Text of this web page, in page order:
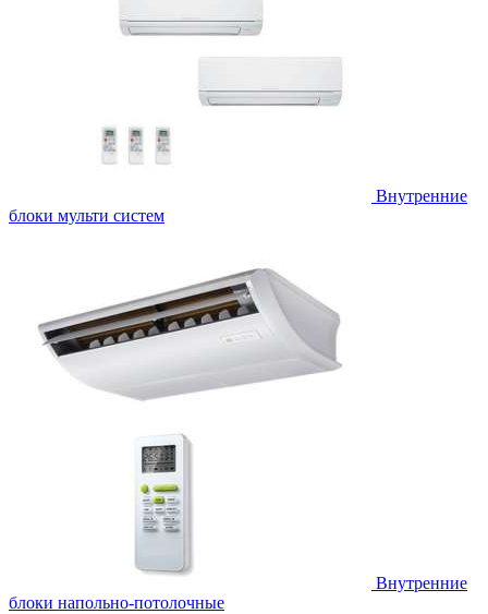
Внутренние
блоки мульти систем
Внутренние
блоки напольно-потолочные